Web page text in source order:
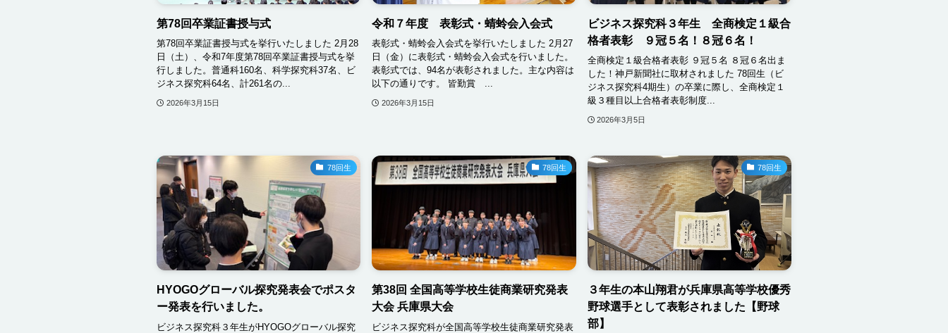
第78回卒業証書授与式
第78回卒業証書授与式を挙行いたしました 2月28
日（土）、令和7年度第78回卒業証書授与式を挙
行しました。普通科160名、科学探究科37名、ビ
ジネス探究科64名、計261名の...
2026年3月15日
令和７年度 表彰式・蜻蛉会入会式
表彰式・蜻蛉会入会式を挙行いたしました 2月27
日（金）に表彰式・蜻蛉会入会式を行いました。
表彰式では、94名が表彰されました。主な内容は
以下の通りです。 皆勤賞 ...
2026年3月15日
ビジネス探究科３年生 全商検定１級合
格者表彰 ９冠５名！８冠６名！
全商検定１級合格者表彰 ９冠５名 ８冠６名出ま
した！神戸新聞社に取材されました 78回生（ビ
ジネス探究科4期生）の卒業に際し、全商検定１
級３種目以上合格者表彰制度...
2026年3月5日
78回生
HYOGOグローバル探究発表会でポスタ
ー発表を行いました。
ビジネス探究科３年生がHYOGOグローバル探究
78回生
第38回 全国高等学校生徒商業研究発表
大会 兵庫県大会
ビジネス探究科が全国高等学校生徒商業研究発表
78回生
３年生の本山翔君が兵庫県高等学校優秀
野球選手として表彰されました【野球
部】